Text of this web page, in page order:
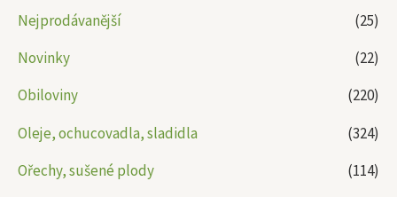
Nejprodávanější
(25)
Novinky
(22)
Obiloviny
(220)
Oleje, ochucovadla, sladidla
(324)
Ořechy, sušené plody
(114)